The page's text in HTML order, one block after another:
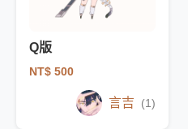
Q版
NT$ 500
言吉 (1)